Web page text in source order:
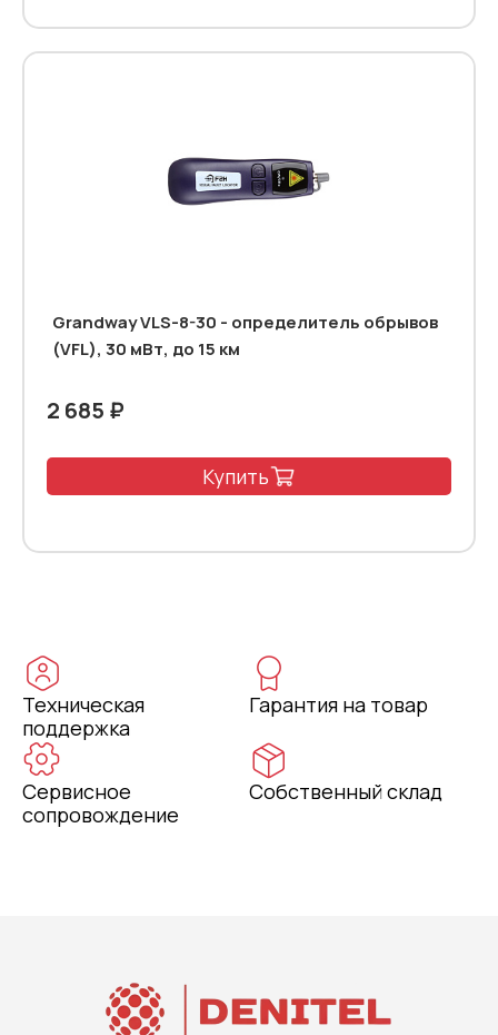
Grandway VLS-8-30 - определитель обрывов
(VFL), 30 мВт, до 15 км
2 685 ₽
Купить
Техническая
поддержка
Гарантия на товар
Сервисное
сопровождение
Собственный склад